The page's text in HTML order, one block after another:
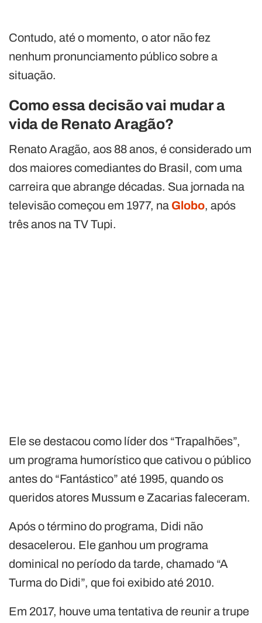
Contudo, até o momento, o ator não fez
nenhum pronunciamento público sobre a
situação.
Como essa decisão vai mudar a
vida de Renato Aragão?
Renato Aragão, aos 88 anos, é considerado um
dos maiores comediantes do Brasil, com uma
carreira que abrange décadas. Sua jornada na
televisão começou em 1977, na Globo, após
três anos na TV Tupi.
Ele se destacou como líder dos “Trapalhões”,
um programa humorístico que cativou o público
antes do “Fantástico” até 1995, quando os
queridos atores Mussum e Zacarias faleceram.
Após o término do programa, Didi não
desacelerou. Ele ganhou um programa
dominical no período da tarde, chamado “A
Turma do Didi”, que foi exibido até 2010.
Em 2017, houve uma tentativa de reunir a trupe